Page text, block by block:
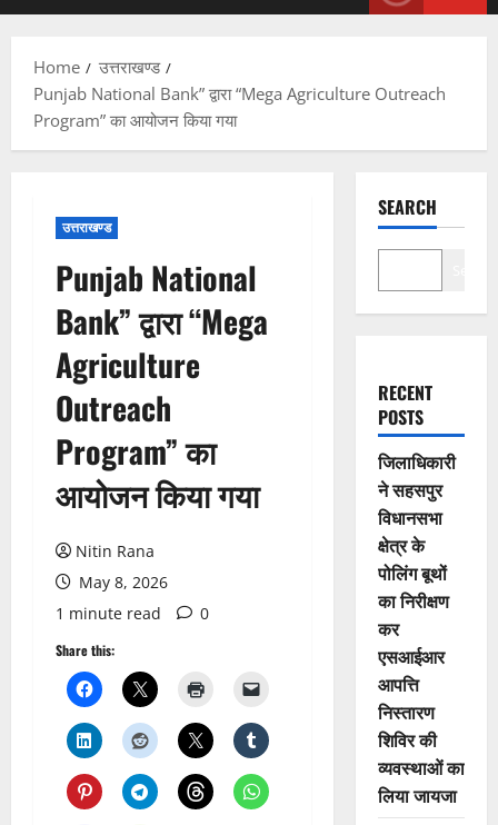
Home
उत्तराखण्ड
Punjab National Bank” द्वारा “Mega Agriculture Outreach
Program” का आयोजन किया गया
उत्तराखण्ड
Punjab National
Bank” द्वारा “Mega
Agriculture
Outreach
Program” का
आयोजन किया गया
Nitin Rana
May 8, 2026
1 minute read
0
Share this:
SEARCH
RECENT
POSTS
जिलाधिकारी
ने सहसपुर
विधानसभा
क्षेत्र के
पोलिंग बूथों
का निरीक्षण
कर
एसआईआर
आपत्ति
निस्तारण
शिविर की
व्यवस्थाओं का
लिया जायजा